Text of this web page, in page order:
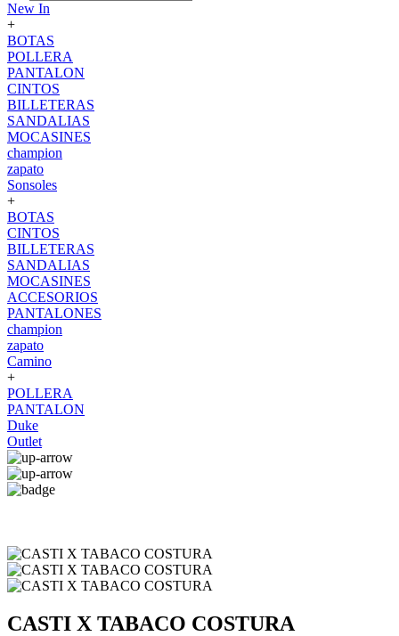
New In
+
BOTAS
POLLERA
PANTALON
CINTOS
BILLETERAS
SANDALIAS
MOCASINES
champion
zapato
Sonsoles
+
BOTAS
CINTOS
BILLETERAS
SANDALIAS
MOCASINES
ACCESORIOS
PANTALONES
champion
zapato
Camino
+
POLLERA
PANTALON
Duke
Outlet
CASTI X TABACO COSTURA